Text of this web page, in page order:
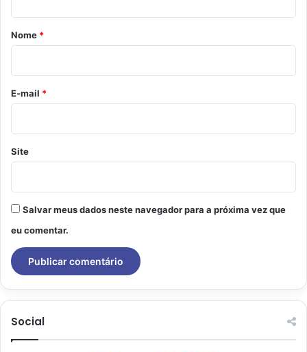
r
o
*
Nome *
E-mail *
Site
Salvar meus dados neste navegador para a próxima vez que
eu comentar.
Social